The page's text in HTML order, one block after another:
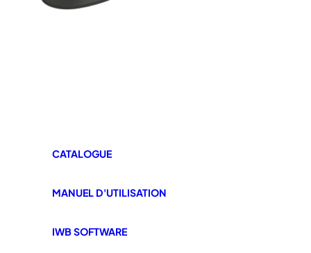
CATALOGUE
MANUEL D'UTILISATION
IWB SOFTWARE